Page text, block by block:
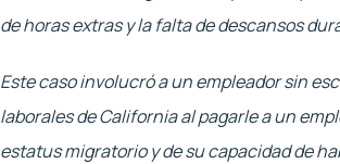
de horas extras y la falta de descansos
Este caso involucró a un empleador sin
laborales de California al pagarle a un
estatus migratorio y de su capacidad de